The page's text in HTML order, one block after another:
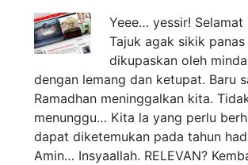
Yeee… yessir! Selamat
Tajuk agak sikik
dikupaskan oleh
dengan lemang dan ketupat. Baru
Ramadhan meninggalkan kita.
menunggu… Kita la yang perlu
dapat diketemukan pada tahun
Amin… Insyaallah. RELEVAN?